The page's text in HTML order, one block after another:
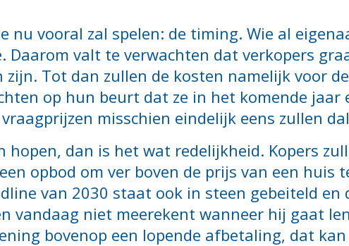
nu vooral zal spelen: de timing. Wie al
valt te verwachten dat verkopers
Tot dan zullen de kosten namelijk voor
op hun beurt dat ze in het komende jaar
misschien eindelijk eens zullen
hopen, dan is het wat redelijkheid. Kopers
opbod om ver boven de prijs van een huis
van 2030 staat ook in steen gebeiteld
vandaag niet meerekent wanneer hij gaat
bovenop een lopende afbetaling, dat